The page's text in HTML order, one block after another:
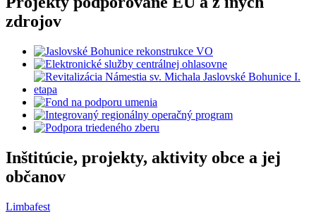
zdrojov
Inštitúcie, projekty, aktivity obce a jej
občanov
Limbafest